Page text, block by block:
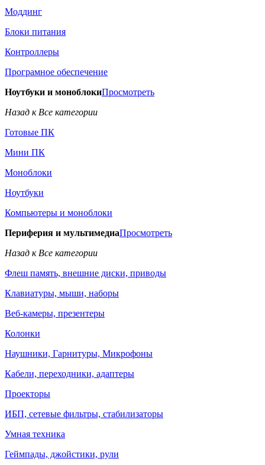
Моддинг
Блоки питания
Контроллеры
Програмное обеспечение
Ноутбуки и моноблокиПросмотреть
Назад к Все категории
Готовые ПК
Мини ПК
Моноблоки
Ноутбуки
Компьютеры и моноблоки
Периферия и мультимедиаПросмотреть
Назад к Все категории
Флеш память, внешние диски, приводы
Клавиатуры, мыши, наборы
Веб-камеры, презентеры
Колонки
Наушники, Гарнитуры, Микрофоны
Кабели, переходники, адаптеры
Проекторы
ИБП, сетевые фильтры, стабилизаторы
Умная техника
Геймпады, джойстики, рули